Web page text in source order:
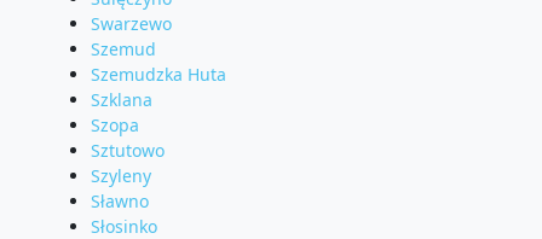
Swarzewo
Szemud
Szemudzka Huta
Szklana
Szopa
Sztutowo
Szyleny
Sławno
Słosinko